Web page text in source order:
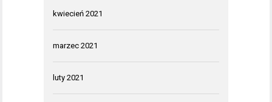
kwiecień 2021
marzec 2021
luty 2021